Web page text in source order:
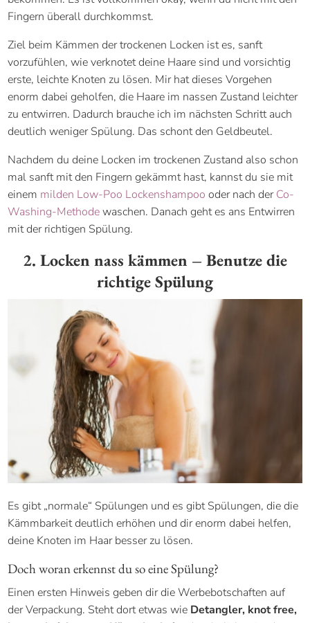
Fingern überall durchkommst.
Ziel beim Kämmen der trockenen Locken ist es, sanft
vorzufühlen, wie verknotet deine Haare sind und vorsichtig
erste, leichte Knoten zu lösen. Mir hat dieses Vorgehen
enorm dabei geholfen, die Haare im nassen Zustand leichter
zu entwirren. Dadurch brauche ich im nächsten Schritt auch
deutlich weniger Spülung. Das schont den Geldbeutel.
Nachdem du deine Locken im trockenen Zustand also schon
mal sanft mit den Fingern gekämmt hast, kannst du sie mit
einem milden Low-Poo Lockenshampoo oder nach derCo-
Washing-Methodewaschen. Danach geht es ans Entwirren
mit der richtigen Spülung.
2. Locken nass kämmen – Benutze die
richtige Spülung
Es gibt „normale“ Spülungen und es gibt Spülungen, die die
Kämmbarkeit deutlich erhöhen und dir enorm dabei helfen,
deine Knoten im Haar besser zu lösen.
Doch woran erkennst du so eine Spülung?
Einen ersten Hinweis geben dir die Werbebotschaften auf
der Verpackung. Steht dort etwas wie Detangler, knot free,